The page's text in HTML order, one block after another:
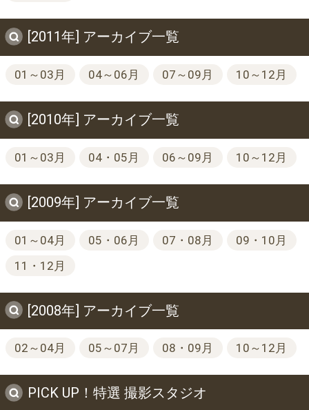
[2011年] アーカイブ一覧
01～03月 04～06月 07～09月 10～12月
[2010年] アーカイブ一覧
01～03月 04・05月 06～09月 10～12月
[2009年] アーカイブ一覧
01～04月 05・06月 07・08月
09・10月
11・12月
[2008年] アーカイブ一覧
02～04月 05～07月 08・09月 10～12月
PICK UP！特選 撮影スタジオ